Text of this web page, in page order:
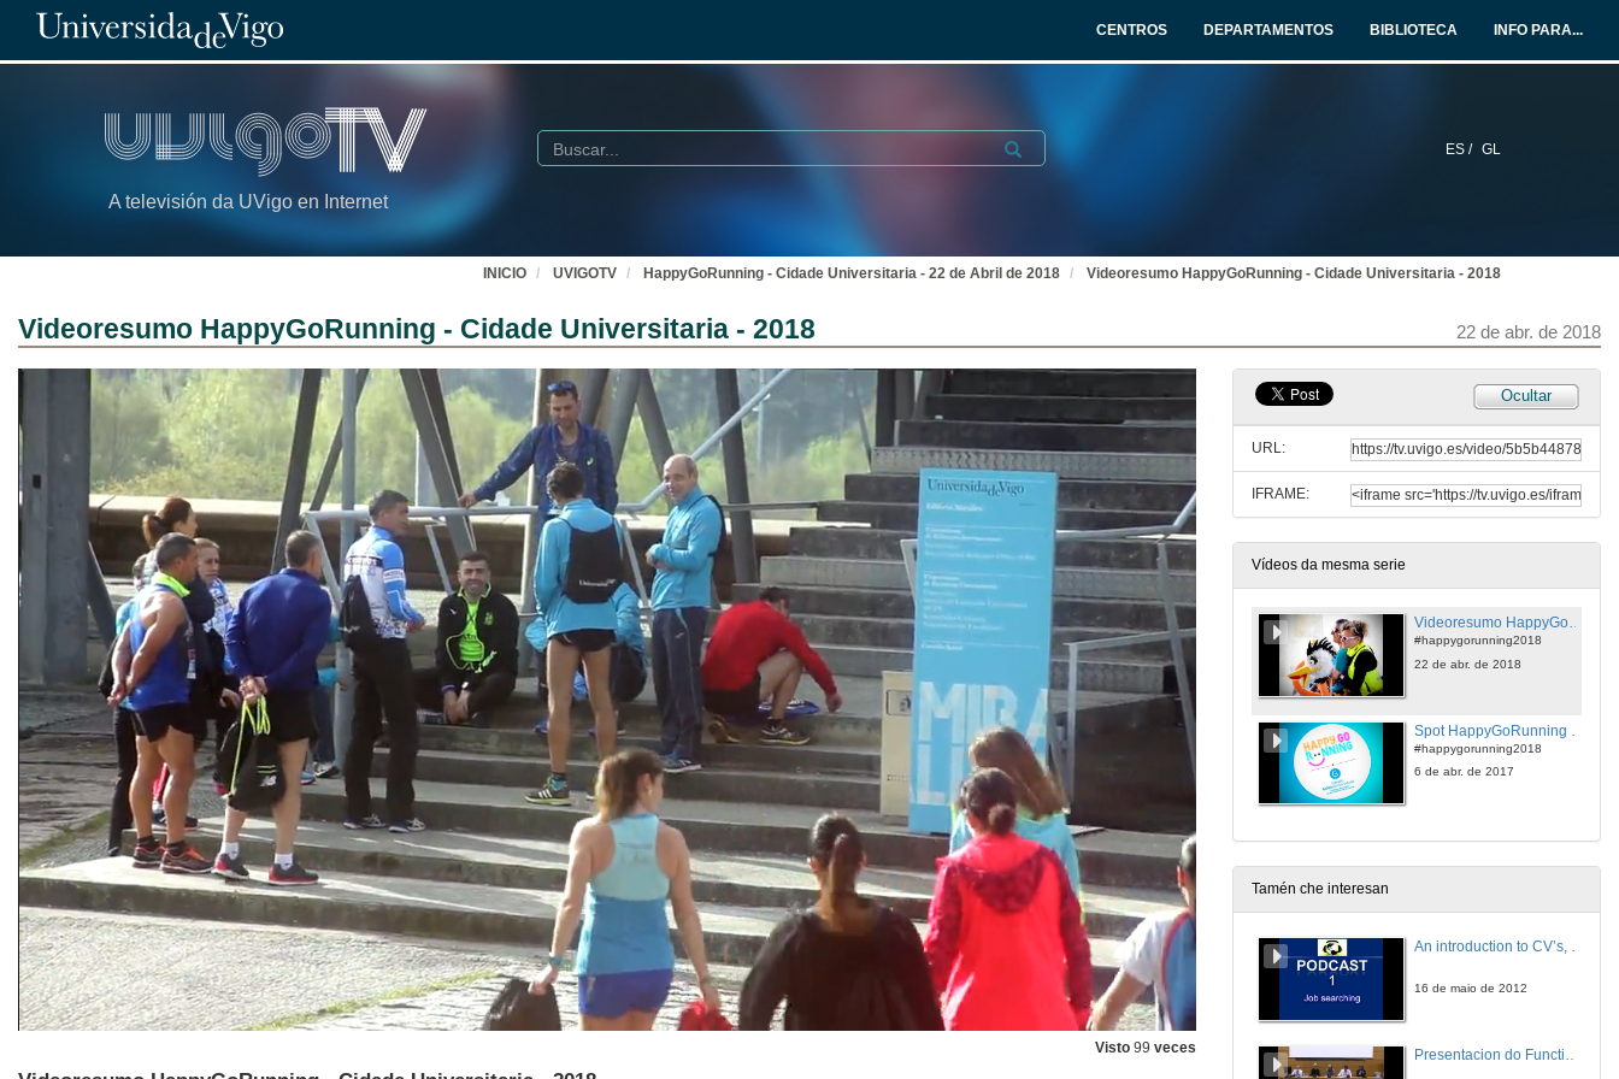
CENTROS DEPARTAMENTOS BIBLIOTECA INFO PARA...
A televisión da UVigo en Internet
ES / GL
Buscar Submit
INICIO UVIGOTV HappyGoRunning - Cidade Universitaria - 22 de Abril de 2018 Videoresumo HappyGoRunning - Cidade Universitaria - 2018
Videoresumo HappyGoRunning - Cidade Universitaria - 2018 22 de abr. de 2018
Visto 99 veces
Ocultar
URL:
IFRAME:
Vídeos da mesma serie
Videoresumo HappyGoRunning - Cidade Universitaria - 2018
#happygorunning2018
22 de abr. de 2018
#happygorunning2018
6 de abr. de 2017
Tamén che interesan
An introduction to CV’s, letters, and job searching
16 de maio de 2012